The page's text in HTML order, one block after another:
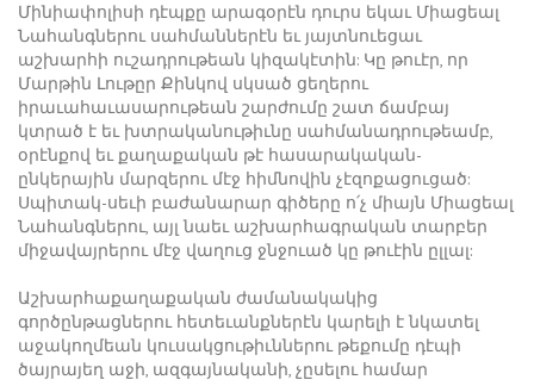
Մինիափոլիսի դէպքը արագօրէն դուրս եկաւ Միացեալ
Նահանգներու սահմաններէն եւ յայտնուեցաւ
աշխարհի ուշադրութեան կիզակէտին: Կը թուէր, որ
Մարթին Լութըր Քինկով սկսած ցեղերու
իրաւահաւասարութեան շարժումը շատ ճամբայ
կտրած է եւ խտրականութիւնը սահմանադրութեամբ,
օրէնքով եւ քաղաքական թէ հասարակական-
ընկերային մարզերու մէջ հիմնովին չէզոքացուցած:
Սպիտակ-սեւի բաժանարար գիծերը ո՛չ միայն Միացեալ
Նահանգներու, այլ նաեւ աշխարհագրական տարբեր
միջավայրերու մէջ վաղուց ջնջուած կը թուէին ըլլալ:
Աշխարհաքաղաքական ժամանակակից
գործընթացներու հետեւանքներէն կարելի է նկատել
աջակողմեան կուսակցութիւններու թեքումը դէպի
ծայրայեղ աջի, ազգայնականի, չըսելու համար